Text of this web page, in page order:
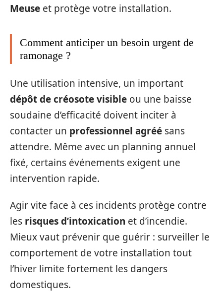
Meuse et protège votre installation.
Comment anticiper un besoin urgent de
ramonage ?
Une utilisation intensive, un important
dépôt de créosote visible ou une baisse
soudaine d’efficacité doivent inciter à
contacter un professionnel agréé sans
attendre. Même avec un planning annuel
fixé, certains événements exigent une
intervention rapide.
Agir vite face à ces incidents protège contre
les risques d’intoxication et d’incendie.
Mieux vaut prévenir que guérir : surveiller le
comportement de votre installation tout
l’hiver limite fortement les dangers
domestiques.